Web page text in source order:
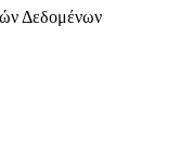
Δεδομένων